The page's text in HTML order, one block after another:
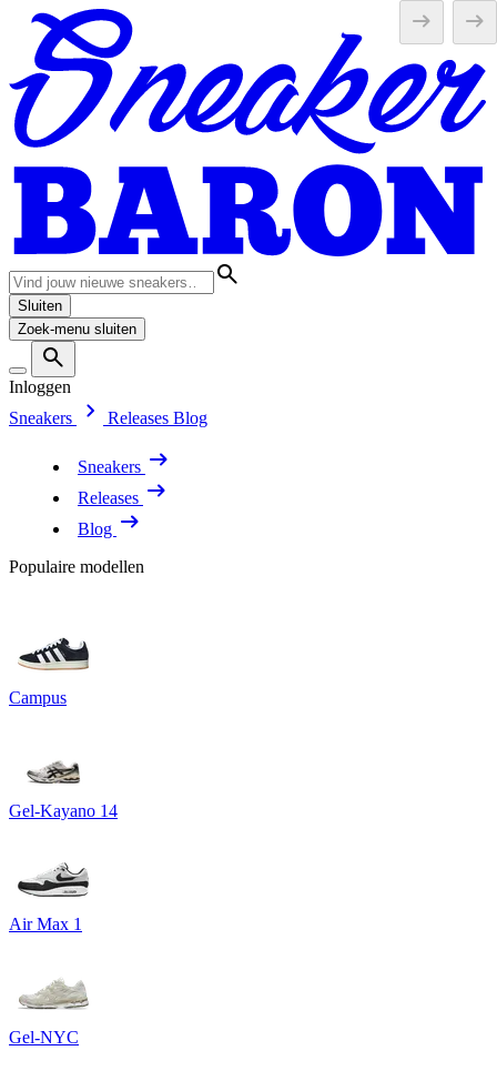
Sluiten
Zoek-menu sluiten
Inloggen
Sneakers
Releases Blog
Sneakers
Releases
Blog
Populaire modellen
Campus
Gel-Kayano 14
Air Max 1
Gel-NYC